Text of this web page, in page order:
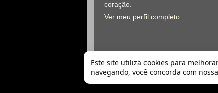
Este site utiliza cookies para
navegando, você concorda com nossa
coração.
Ver meu perfil completo